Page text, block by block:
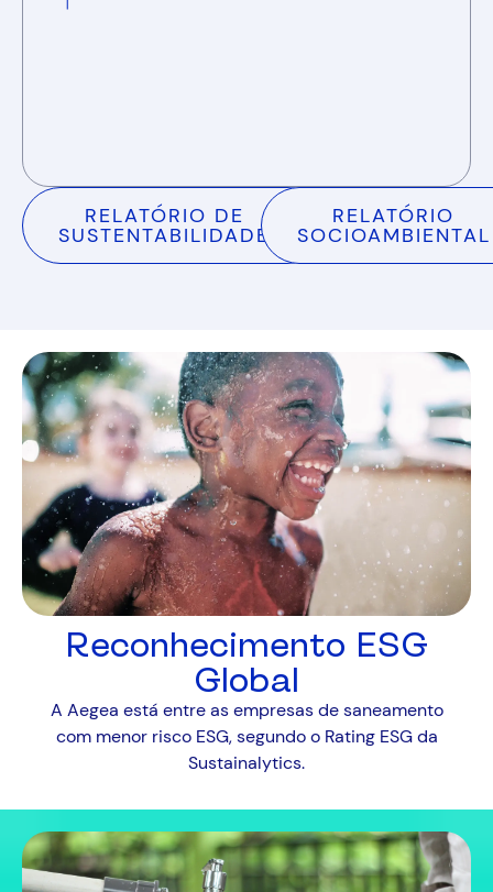
RELATÓRIO DE
SUSTENTABILIDADE
RELATÓRIO
SOCIOAMBIENTAL
Reconhecimento ESG
Global
A Aegea está entre as empresas de saneamento
com menor risco ESG, segundo o Rating ESG da
Sustainalytics.